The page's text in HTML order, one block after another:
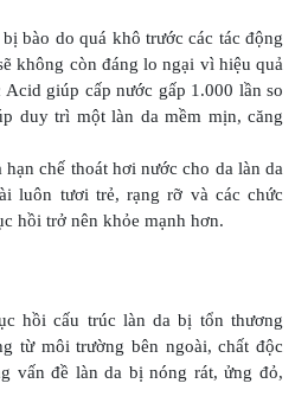
bào do quá khô trước các tác động
không còn đáng lo ngại vì hiệu quả
giúp cấp nước gấp 1.000 lần so
duy trì một làn da mềm mịn, căng
chế thoát hơi nước cho da làn da
luôn tươi trẻ, rạng rỡ và các chức
hồi trở nên khỏe mạnh hơn.
hồi cấu trúc làn da bị tổn thương
từ môi trường bên ngoài, chất độc
vấn đề làn da bị nóng rát, ửng đỏ,